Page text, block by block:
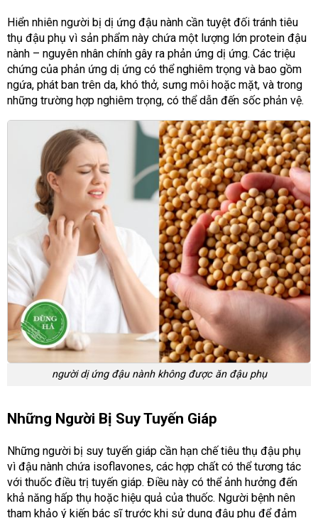
Hiển nhiên người bị dị ứng đậu nành cần tuyệt đối tránh tiêu
thụ đậu phụ vì sản phẩm này chứa một lượng lớn protein đậu
nành – nguyên nhân chính gây ra phản ứng dị ứng. Các triệu
chứng của phản ứng dị ứng có thể nghiêm trọng và bao gồm
ngứa, phát ban trên da, khó thở, sưng môi hoặc mặt, và trong
những trường hợp nghiêm trọng, có thể dẫn đến sốc phản vệ.
người dị ứng đậu nành không được ăn đậu phụ
Những Người Bị Suy Tuyến Giáp
Những người bị suy tuyến giáp cần hạn chế tiêu thụ đậu phụ
vì đậu nành chứa isoflavones, các hợp chất có thể tương tác
với thuốc điều trị tuyến giáp. Điều này có thể ảnh hưởng đến
khả năng hấp thụ hoặc hiệu quả của thuốc. Người bệnh nên
tham khảo ý kiến bác sĩ trước khi sử dụng đậu phụ để đảm